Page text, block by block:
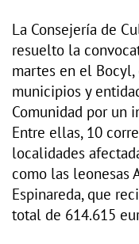
La Consejería de
resuelto la
martes en el
municipios y
Comunidad por un
Entre ellas, 10
localidades
como las leonesas
Espinareda, que
total de 614.615